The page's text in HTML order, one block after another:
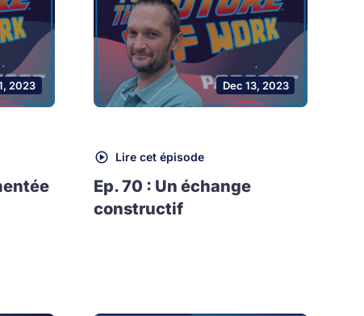
2023 Dec 13, 2023
Lire cet épisode
Ep. 70 : Un échange
constructif